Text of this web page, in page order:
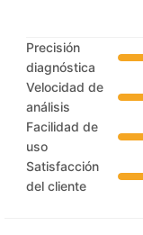
Precisión
diagnóstica
Velocidad de
análisis
Facilidad de
uso
Satisfacción
del cliente